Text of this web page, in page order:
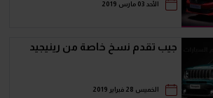
الأحد 03 مارس 2019
جيب تقدم نسخ خاصة من رينيجيد
الخميس 28 فبراير 2019